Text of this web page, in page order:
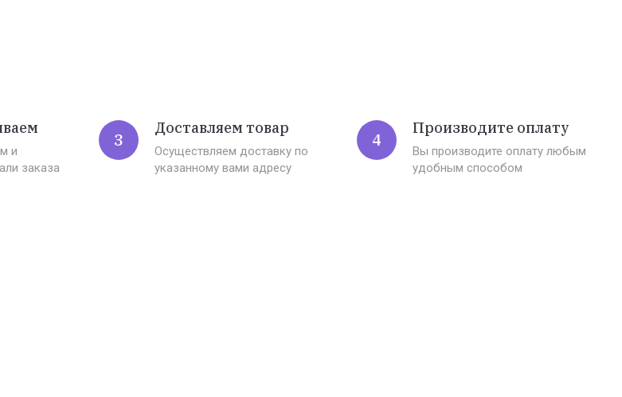
и
заказа
3
Доставляем товар
Осуществляем доставку по
указанному вами адресу
4
Производите оплату
Вы производите оплату любым
удобным способом